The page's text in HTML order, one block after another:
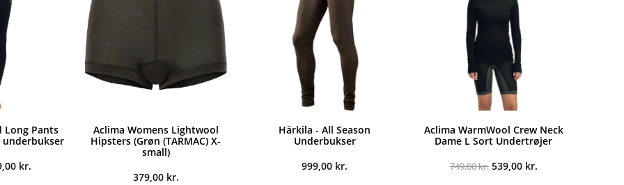
Long Pants
underbukser
kr.Den
Aclima Womens Lightwool
Hipsters (Grøn (TARMAC) X-
small)
379,00 kr.
Härkila - All Season
Underbukser
999,00 kr.
Aclima WarmWool Crew Neck
Dame L Sort Undertrøjer
749,00kr. Den
539,00 kr.Den